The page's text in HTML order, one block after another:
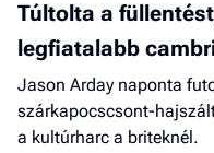
Túltolta a
legfiatalabb
Jason Arday naponta
szárkapocscsont-
a kultúrharc a briteknél.